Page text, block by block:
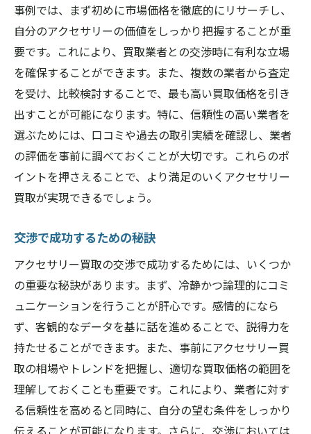
事例では、まず初めに市場価格を徹底的にリサーチし、
自分のアクセサリーの価値をしっかり把握することが重
要です。これにより、買取業者との交渉時に有利な立場
を確保することができます。また、複数の業者から査定
を受け、比較検討することで、最も高い買取価格を引き
出すことが可能になります。特に、信頼性の高い業者を
選ぶためには、口コミや過去の取引実績を確認し、業者
の評価を事前に調べておくことが大切です。これらのポ
イントを押さえることで、より満足のいくアクセサリー
買取が実現できるでしょう。
交渉で成功するための秘訣
アクセサリー買取の交渉で成功するためには、いくつか
の重要な秘訣があります。まず、冷静かつ論理的にコミ
ュニケーションを行うことが肝心です。感情的になら
ず、客観的なデータを基に話を進めることで、説得力を
持たせることができます。また、事前にアクセサリー買
取の相場やトレンドを把握し、適切な買取価格の範囲を
理解しておくことも重要です。これにより、業者に対す
る信頼性を高めると同時に、自分の望む条件をしっかり
伝えることが可能になります。さらに、交渉においては